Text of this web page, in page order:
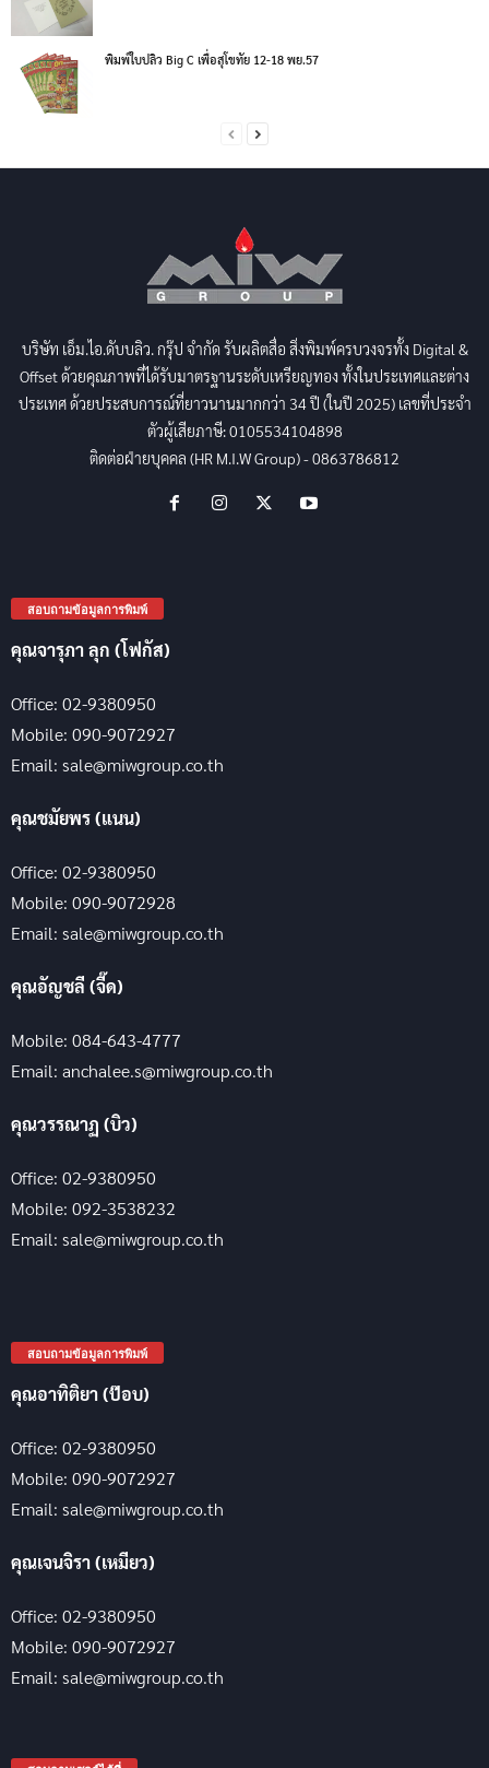
พิมพ์ใบปลิว Big C เพื่อสุโขทัย 12-18 พย.57
บริษัท เอ็ม.ไอ.ดับบลิว. กรุ๊ป จำกัด รับผลิตสื่อ สิ่งพิมพ์ครบวงจรทั้ง Digital &
Offset ด้วยคุณภาพที่ได้รับมาตรฐานระดับเหรียญทอง ทั้งในประเทศและต่าง
ประเทศ ด้วยประสบการณ์ที่ยาวนานมากกว่า 34 ปี (ในปี 2025) เลขที่ประจำ
ตัวผู้เสียภาษี: 0105534104898
ติดต่อฝ่ายบุคคล (HR M.I.W Group) - 0863786812
สอบถามข้อมูลการพิมพ์
คุณจารุภา ลุก (โฟกัส)
Office: 02-9380950
Mobile: 090-9072927
Email: sale@miwgroup.co.th
คุณชมัยพร (แนน)
Office: 02-9380950
Mobile: 090-9072928
Email: sale@miwgroup.co.th
คุณอัญชลี (จี๊ด)
Mobile: 084-643-4777
Email: anchalee.s@miwgroup.co.th
คุณวรรณาฏ (บิว)
Office: 02-9380950
Mobile: 092-3538232
Email: sale@miwgroup.co.th
สอบถามข้อมูลการพิมพ์
คุณอาทิติยา (ป๊อบ)
Office: 02-9380950
Mobile: 090-9072927
Email: sale@miwgroup.co.th
คุณเจนจิรา (เหมียว)
Office: 02-9380950
Mobile: 090-9072927
Email: sale@miwgroup.co.th